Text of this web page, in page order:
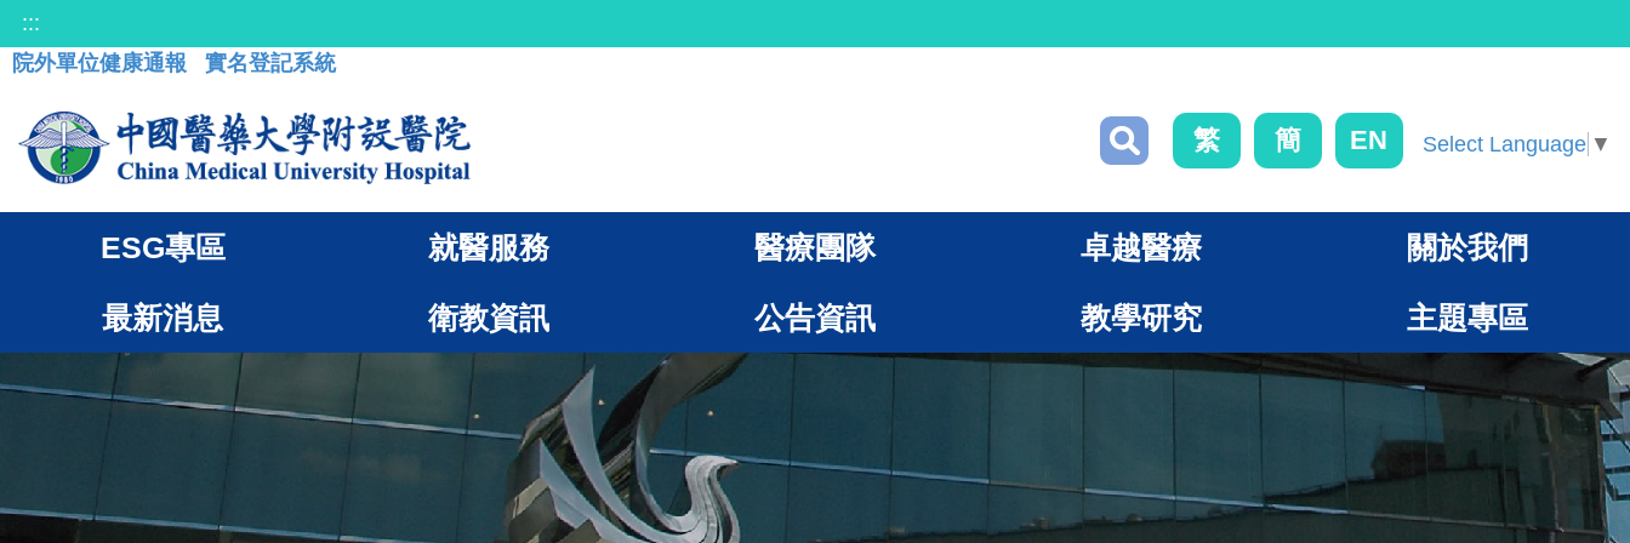
:::
院外單位健康通報
實名登記系統
繁 簡 EN Select Language ▼
ESG專區 就醫服務 醫療團隊 卓越醫療 關於我們
最新消息 衛教資訊 公告資訊 教學研究 主題專區